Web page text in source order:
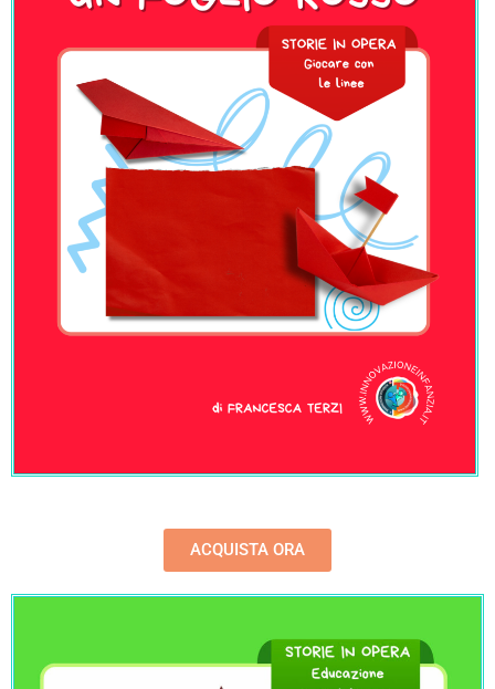
ACQUISTA ORA